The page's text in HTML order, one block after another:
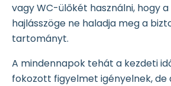
vagy WC-ülőkét használni, hogy
hajlásszöge ne haladja meg a
tartományt.
A mindennapok tehát a kezdeti
fokozott figyelmet igényelnek, de